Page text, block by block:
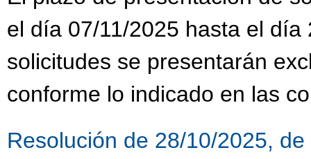
el día 07/11/2025 hasta el
solicitudes se presentarán
conforme lo indicado en las
Resolución de 28/10/2025,